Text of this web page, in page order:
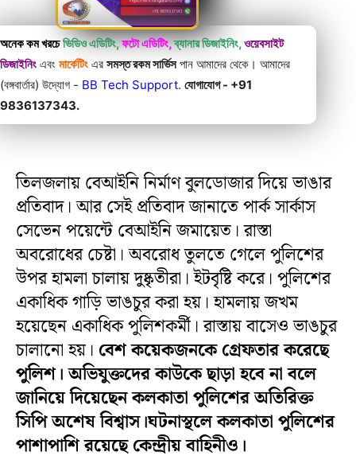
অনেক কম খরচে ভিডিও এডিটিং,ফটো এডিটিং,ব্যানার ডিজাইনিং,ওয়েবসাইট
ডিজাইনিং এবং মার্কেটিং এর সমস্ত রকম সার্ভিসপান আমাদের থেকে। আমাদের
(বঙ্গবার্তার) উদ্যোগ - BB Tech Support. যোগাযোগ - +91
9836137343.
তিলজলায় বেআইনি নির্মাণ বুলডোজার দিয়ে ভাঙার
প্রতিবাদ। আর সেই প্রতিবাদ জানাতে পার্ক সার্কাস
সেভেন পয়েন্টে বেআইনি জমায়েত। রাস্তা
অবরোধের চেষ্টা। অবরোধ তুলতে গেলে পুলিশের
উপর হামলা চালায় দুষ্কৃতীরা। ইটবৃষ্টি করে। পুলিশের
একাধিক গাড়ি ভাঙচুর করা হয়। হামলায় জখম
হয়েছেন একাধিক পুলিশকর্মী। রাস্তায় বাসেও ভাঙচুর
চালানো হয়। বেশ কয়েকজনকে গ্রেফতার করেছে
পুলিশ। অভিযুক্তদের কাউকে ছাড়া হবে না বলে
জানিয়ে দিয়েছেন কলকাতা পুলিশের অতিরিক্ত
সিপি অশেষ বিশ্বাস।ঘটনাস্থলে কলকাতা পুলিশের
পাশাপাশি রয়েছে কেন্দ্রীয় বাহিনীও।